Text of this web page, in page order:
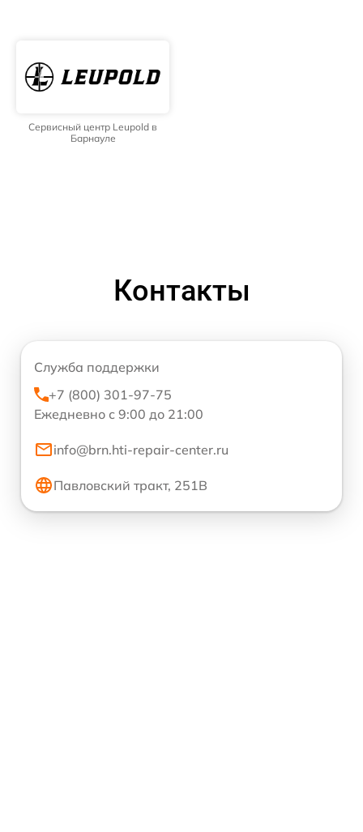
Сервисный центр Leupold в
Барнауле
Контакты
Служба поддержки
+7 (800) 301-97-75
Ежедневно с 9:00 до 21:00
info@brn.hti-repair-center.ru
Павловский тракт, 251В